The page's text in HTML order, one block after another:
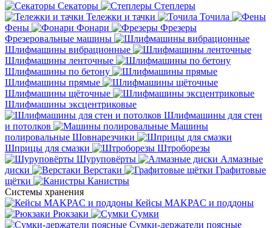
Секаторы
Степлеры
Тележки и тачки
Точила
Фены
Фонари
Фрезеры
Фрезеровальные машины
Шлифмашины вибрационные
Шлифмашины ленточные
Шлифмашины по бетону
Шлифмашины прямые
Шлифмашины щёточные
Шлифмашины эксцентриковые
Шлифмашины для стен
и потолков
Машины
полировальные Шовнарезчики
Шприцы для смазки
Штроборезы
Шуруповёрты
Алмазные
диски
Верстаки
Графитовые
щётки
Канистры
Системы хранения
Кейсы MAKPAC и поддоны
Рюкзаки
Сумки
Сумки-держатели поясные